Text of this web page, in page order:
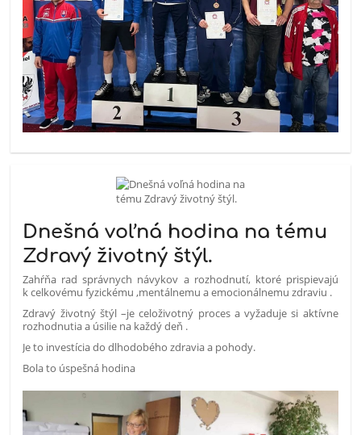
Dnešná voľná hodina na tému
Zdravý životný štýl.
Zahŕňa rad správnych návykov a rozhodnutí, ktoré prispievajú
k celkovému fyzickému ,mentálnemu a emocionálnemu zdraviu .
Zdravý životný štýl –je celoživotný proces a vyžaduje si aktívne
rozhodnutia a úsilie na každý deň .
Je to investícia do dlhodobého zdravia a pohody.
Bola to úspešná hodina